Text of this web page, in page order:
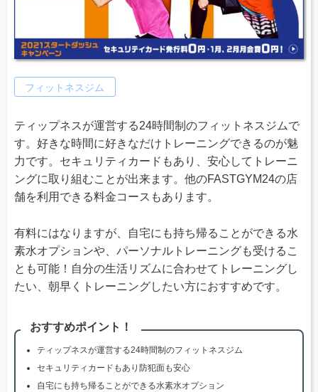
フィットネスジム
ティップネスが運営する24時間制のフィットネスジムで
す。好きな時間に好きなだけトレーニングできるのが魅
力です。セキュリティカードもあり、安心してトレーニ
ングに取り組むことが出来ます。他のFASTGYM24の店
舗を利用できる料金コースもあります。
有料にはなりますが、自宅にも持ち帰ることができる水
素水オプションや、パーソナルトレーニングも受けるこ
とも可能！自分の生活リズムに合わせてトレーニングし
たい、朝早くトレーニングしたい方におすすめです。
おすすめポイント！
ティップネスが運営する24時間制のフィットネスジム
セキュリティカードもあり防犯面も安心
自宅にも持ち帰ることができる水素水オプション